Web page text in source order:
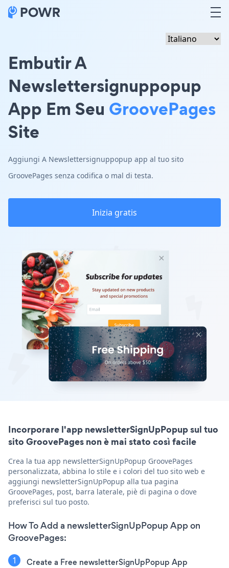
Embutir A
Newslettersignuppopup
App Em Seu GroovePages
Site
Aggiungi A Newslettersignuppopup app al tuo sito
GroovePages senza codifica o mal di testa.
Inizia gratis
Incorporare l'app newsletterSignUpPopup sul tuo
sito GroovePages non è mai stato così facile
Crea la tua app newsletterSignUpPopup GroovePages
personalizzata, abbina lo stile e i colori del tuo sito web e
aggiungi newsletterSignUpPopup alla tua pagina
GroovePages, post, barra laterale, piè di pagina o dove
preferisci sul tuo posto.
How To Add a newsletterSignUpPopup App on
GroovePages:
Create a Free newsletterSignUpPopup App